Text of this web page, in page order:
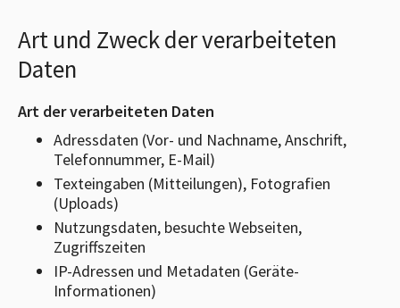
Art und Zweck der verarbeiteten
Daten
Art der verarbeiteten Daten
Adressdaten (Vor- und Nachname, Anschrift,
Telefonnummer, E-Mail)
Texteingaben (Mitteilungen), Fotografien
(Uploads)
Nutzungsdaten, besuchte Webseiten,
Zugriffszeiten
IP-Adressen und Metadaten (Geräte-
Informationen)